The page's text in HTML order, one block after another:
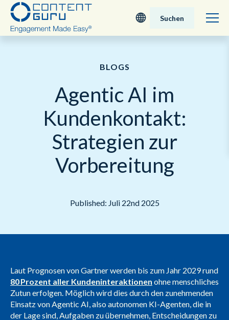
Nederlands
Suchen
BLOGS
Agentic AI im
Kundenkontakt:
Strategien zur
Vorbereitung
Published: Juli 22nd 2025
Laut Prognosen von Gartner werden bis zum Jahr 2029 rund
80 Prozent aller Kundeninteraktionen ohne menschliches
Zutun erfolgen. Möglich wird dies durch den zunehmenden
Einsatz von Agentic AI, also autonomen KI-Agenten, die in
der Lage sind, Aufgaben zu übernehmen, Entscheidungen zu